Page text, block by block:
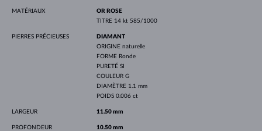
MATÉRIAUX
OR ROSE
TITRE 14 kt 585/1000
PIERRES PRÉCIEUSES
DIAMANT
ORIGINE naturelle
FORME Ronde
PURETÉ SI
COULEUR G
DIAMÈTRE 1.1 mm
POIDS 0.006 ct
LARGEUR 11.50 mm
PROFONDEUR 10.50 mm